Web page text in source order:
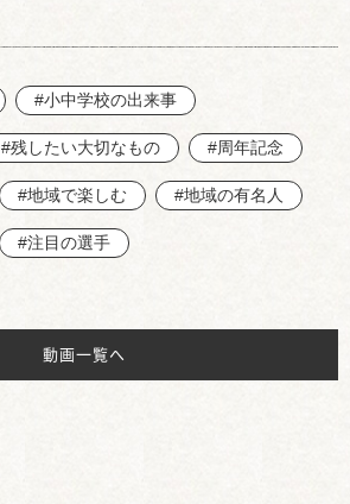
#小中学校の出来事
#残したい大切なもの #周年記念
#地域で楽しむ #地域の有名人
#注目の選手
動画一覧へ